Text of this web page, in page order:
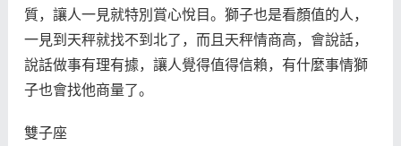
質，讓人一見就特別賞心悅目。獅子也是看顏值的人，
一見到天秤就找不到北了，而且天秤情商高，會說話，
說話做事有理有據，讓人覺得值得信賴，有什麼事情獅
子也會找他商量了。
雙子座